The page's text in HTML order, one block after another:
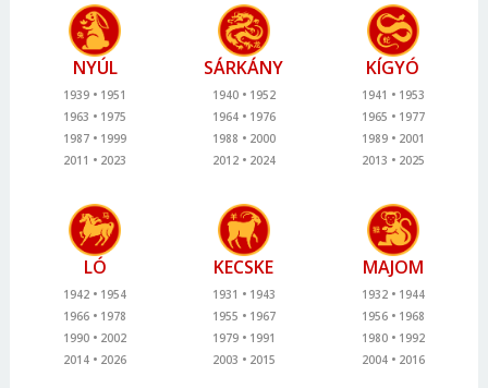
NYÚL
1939
1951
1963
1975
1987
1999
2011
2023
SÁRKÁNY
1940
1952
1964
1976
1988
2000
2012
2024
KÍGYÓ
1941
1953
1965
1977
1989
2001
2013
2025
LÓ
1942
1954
1966
1978
1990
2002
2014
2026
KECSKE
1931
1943
1955
1967
1979
1991
2003
2015
MAJOM
1932
1944
1956
1968
1980
1992
2004
2016